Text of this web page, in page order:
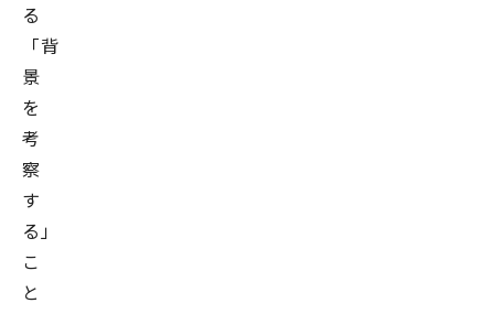
る
「背
景
を
考
察
す
る」
こ
と